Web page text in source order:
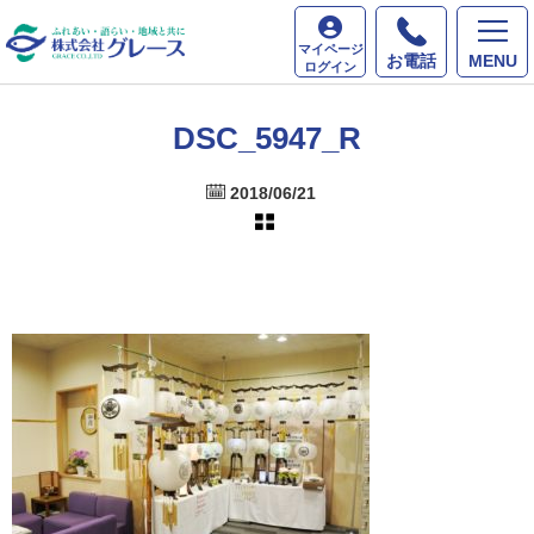
MENU
お電話
マイページ
ログイン
ホーム 最新情報 DSC_5947_R
DSC_5947_R
2018/06/21